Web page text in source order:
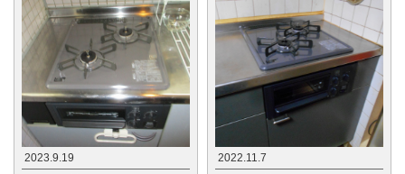
2023.9.19
2022.11.7